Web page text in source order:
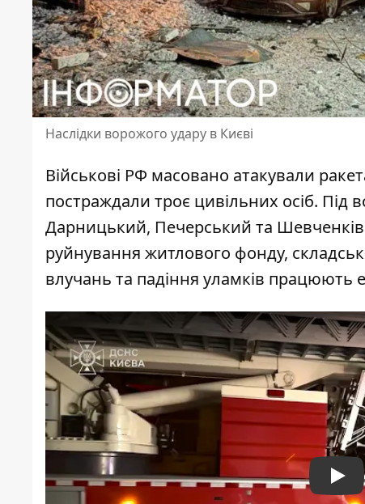
Наслідки ворожого удару в Києві
Військові РФ масовано атакували
постраждали троє цивільних осіб.
Дарницький, Печерський та
руйнування житлового фонду,
влучань та падіння уламків працюють